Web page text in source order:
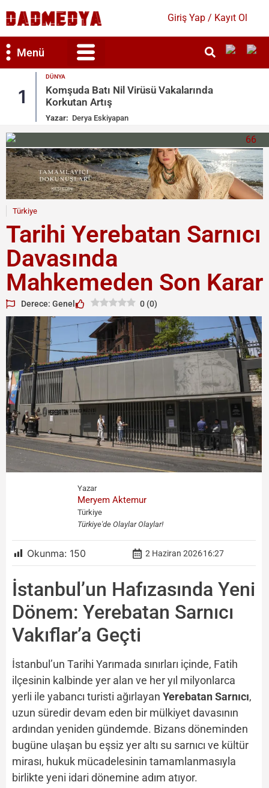
Giriş Yap / Kayıt Ol
Menü
1
DÜNYA
Komşuda Batı Nil Virüsü Vakalarında
Korkutan Artış
Yazar: Derya Eskiyapan
Türkiye
Tarihi Yerebatan Sarnıcı
Davasında
Mahkemeden Son Karar
Derece: Genel 0 (0)
Yazar
Meryem Aktemur
Türkiye
Türkiye'de Olaylar Olaylar!
Okunma: 150 2 Haziran 202616:27
İstanbul’un Hafızasında Yeni
Dönem: Yerebatan Sarnıcı
Vakıflar’a Geçti
İstanbul’un Tarihi Yarımada sınırları içinde, Fatih
ilçesinin kalbinde yer alan ve her yıl milyonlarca
yerli ile yabancı turisti ağırlayan Yerebatan Sarnıcı,
uzun süredir devam eden bir mülkiyet davasının
ardından yeniden gündemde. Bizans döneminden
bugüne ulaşan bu eşsiz yer altı su sarnıcı ve kültür
mirası, hukuk mücadelesinin tamamlanmasıyla
birlikte yeni idari dönemine adım atıyor.